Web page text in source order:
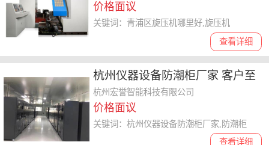
价格面议
查看详细
关键词：青浦区旋压机哪里好,旋压机
杭州仪器设备防潮柜厂家 客户至
上 杭州宏誉智能科技供应
杭州宏誉智能科技有限公司
价格面议
查看详细
关键词：杭州仪器设备防潮柜厂家,防潮柜